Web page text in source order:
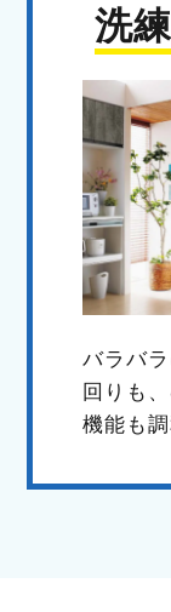
洗
バラバ
回りも
機能も